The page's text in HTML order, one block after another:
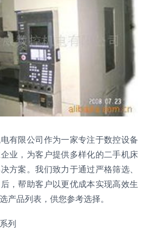
有限公司作为一家专注于数控设备
业，为客户提供多样化的二手机床
方案。我们致力于通过严格筛选、
，帮助客户以更优成本实现高效生
产品列表，供您参考选择。
列